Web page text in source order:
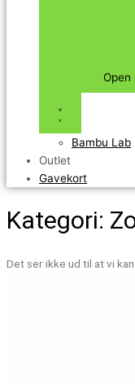
Open
Bambu Lab
Outlet
Gavekort
Kategori:
Det ser ikke ud til at vi